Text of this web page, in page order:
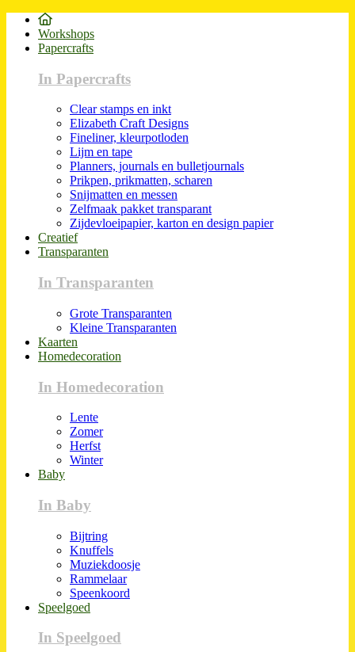
Workshops
Papercrafts
In Papercrafts
Clear stamps en inkt
Elizabeth Craft Designs
Fineliner, kleurpotloden
Lijm en tape
Planners, journals en bulletjournals
Prikpen, prikmatten, scharen
Snijmatten en messen
Zelfmaak pakket transparant
Zijdevloeipapier, karton en design papier
Creatief
Transparanten
In Transparanten
Grote Transparanten
Kleine Transparanten
Kaarten
Homedecoration
In Homedecoration
Lente
Zomer
Herfst
Winter
Baby
In Baby
Bijtring
Knuffels
Muziekdoosje
Rammelaar
Speenkoord
Speelgoed
In Speelgoed